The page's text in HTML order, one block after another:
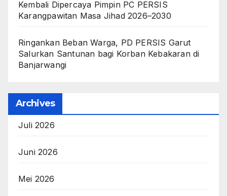
Kembali Dipercaya Pimpin PC PERSIS
Karangpawitan Masa Jihad 2026–2030
Ringankan Beban Warga, PD PERSIS Garut
Salurkan Santunan bagi Korban Kebakaran di
Banjarwangi
Archives
Juli 2026
Juni 2026
Mei 2026